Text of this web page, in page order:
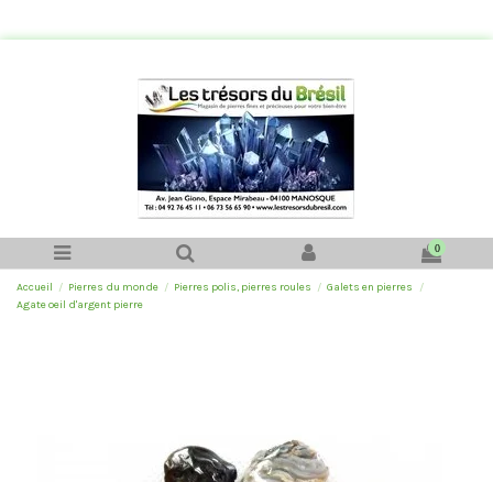
0
Accueil Pierres du monde Pierres polis, pierres roules
Galets en pierres
Agate oeil d'argent pierre